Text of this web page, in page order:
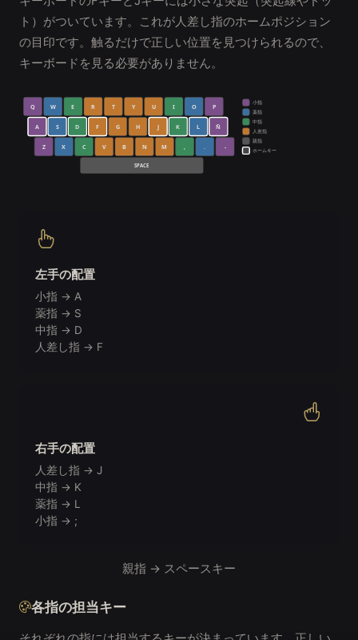
ト）がついています。これが人差し指のホームポジション
の目印です。触るだけで正しい位置を見つけられるので、
キーボードを見る必要がありません。
Q W E R T Y U I O P
A S D F G H J K L Ñ
Z X C V B N M , . -
SPACE
小指
薬指
中指
人差指
親指
ホームキー
左手の配置
小指 → A
薬指 → S
中指 → D
人差し指 → F
右手の配置
人差し指 → J
中指 → K
薬指 → L
小指 → ;
親指 → スペースキー
各指の担当キー